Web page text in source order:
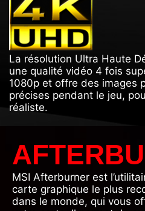
La résolution Ultra Haute
une qualité vidéo 4 fois
1080p et offre des images
précises pendant le jeu,
réaliste.
MSI Afterburner est
carte graphique le plus
dans le monde, qui vous